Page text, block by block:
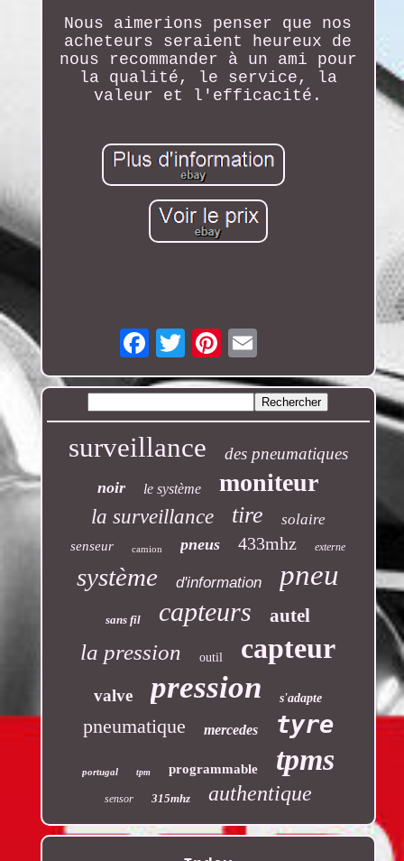
Nous aimerions penser que nos
acheteurs seraient heureux de
nous recommander à un ami pour
la qualité, le service, la
valeur et l'efficacité.
Email
surveillance des pneumatiques
noir le système moniteur
la surveillance tire solaire
senseur camion pneus 433mhz externe
système d'information pneu
sans fil capteurs autel
la pression outil capteur
valve pression s'adapte
pneumatique mercedes tyre
portugal tpm programmable tpms
sensor 315mhz authentique